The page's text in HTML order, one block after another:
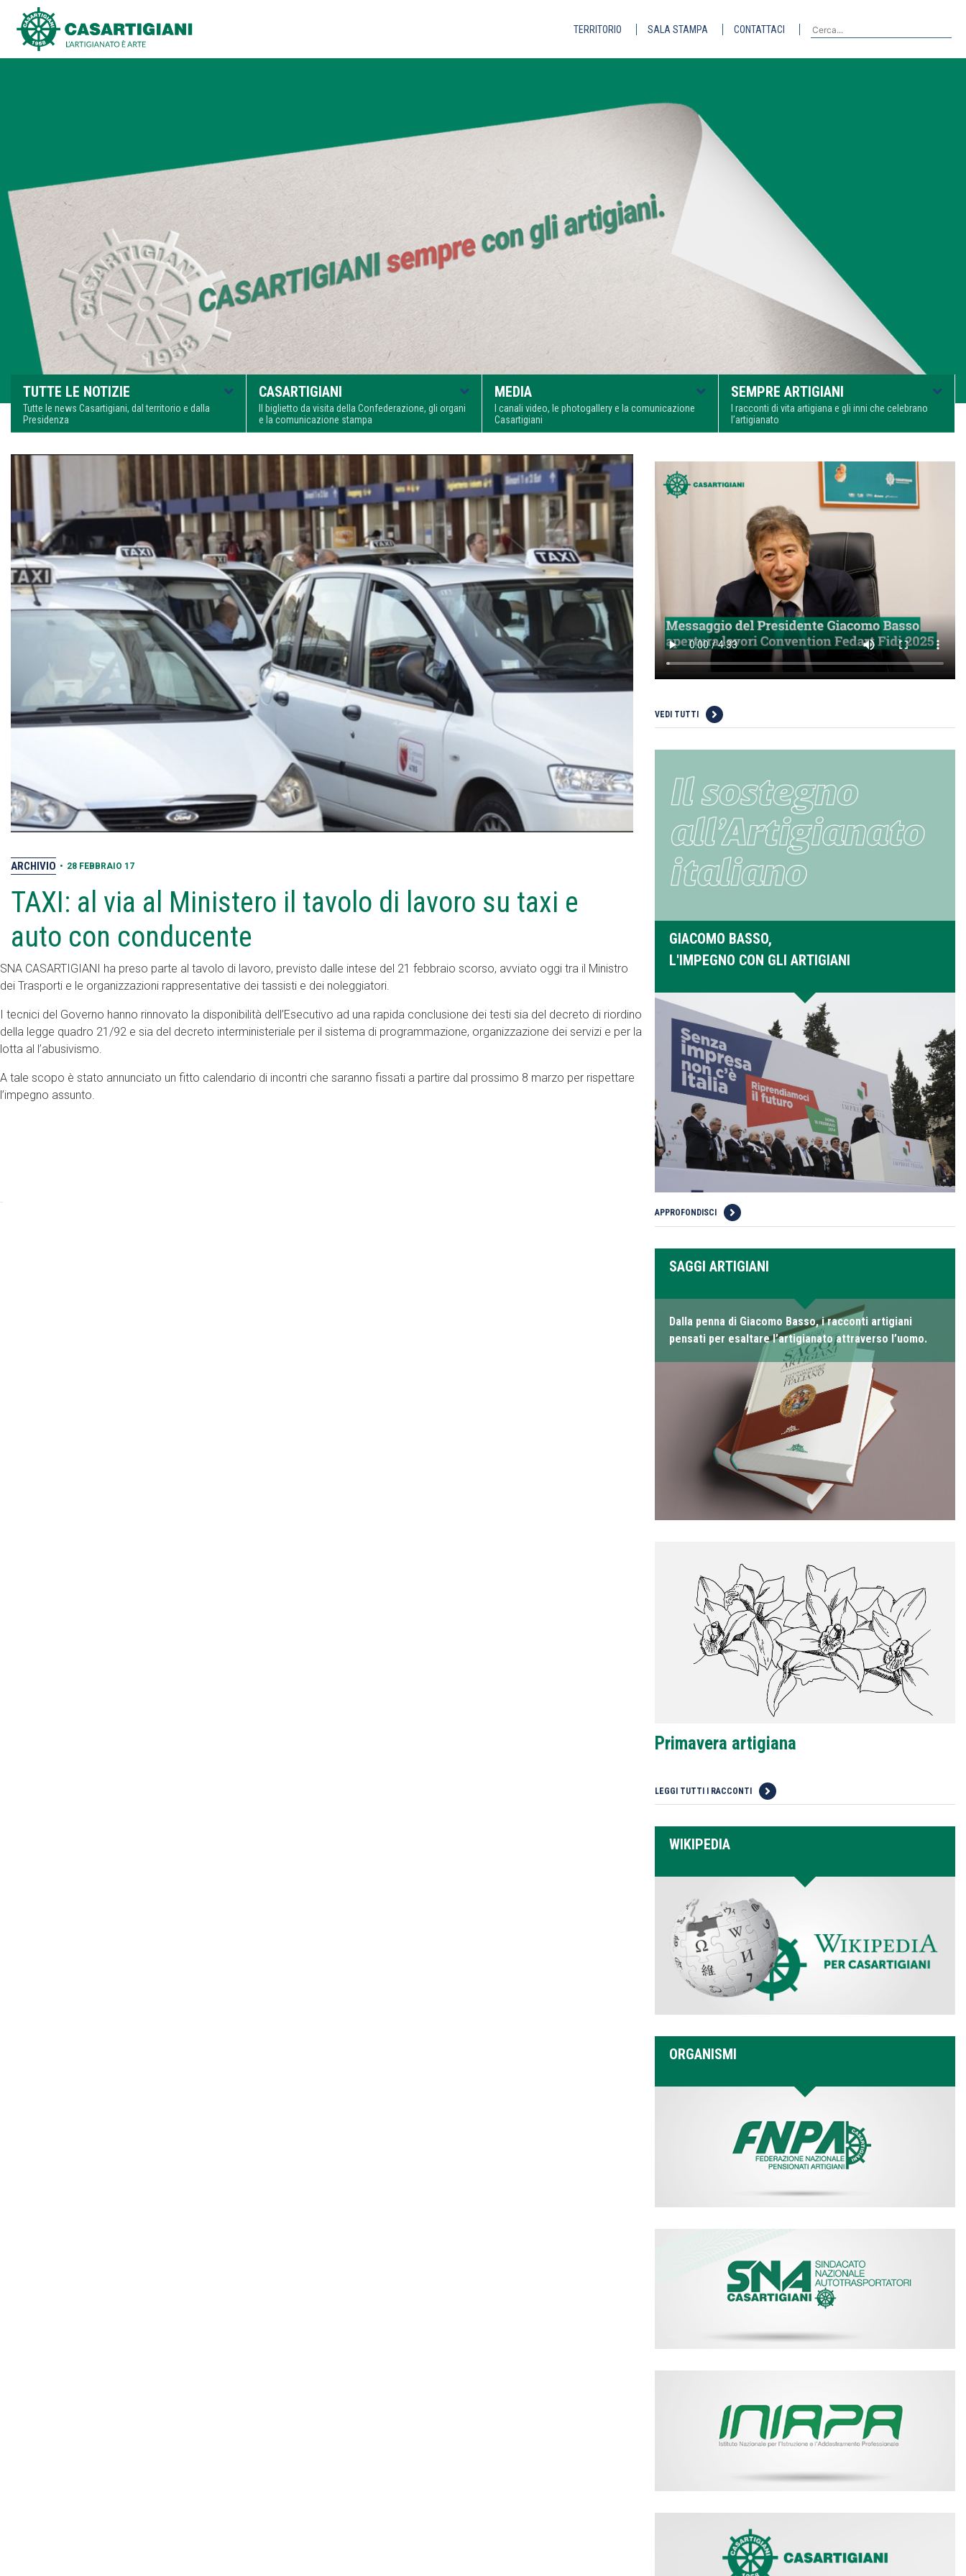
TERRITORIO SALA STAMPA CONTATTACI
TUTTE LE NOTIZIE
Tutte le news Casartigiani, dal territorio e dalla
Presidenza
CASARTIGIANI
Il biglietto da visita della Confederazione, gli organi
e la comunicazione stampa
MEDIA
I canali video, le photogallery e la comunicazione
Casartigiani
SEMPRE ARTIGIANI
I racconti di vita artigiana e gli inni che celebrano
l’artigianato
ARCHIVIO • 28 FEBBRAIO 17
TAXI: al via al Ministero il tavolo di lavoro su taxi e
auto con conducente
SNA CASARTIGIANI ha preso parte al tavolo di lavoro, previsto dalle intese del 21 febbraio scorso, avviato oggi tra il Ministro
dei Trasporti e le organizzazioni rappresentative dei tassisti e dei noleggiatori.
I tecnici del Governo hanno rinnovato la disponibilità dell’Esecutivo ad una rapida conclusione dei testi sia del decreto di riordino
della legge quadro 21/92 e sia del decreto interministeriale per il sistema di programmazione, organizzazione dei servizi e per la
lotta al l’abusivismo.
A tale scopo è stato annunciato un fitto calendario di incontri che saranno fissati a partire dal prossimo 8 marzo per rispettare
l’impegno assunto.
VEDI TUTTI
GIACOMO BASSO,
L'IMPEGNO CON GLI ARTIGIANI
APPROFONDISCI
SAGGI ARTIGIANI
Dalla penna di Giacomo Basso, i racconti artigiani
pensati per esaltare l’artigianato attraverso l’uomo.
Primavera artigiana
LEGGI TUTTI I RACCONTI
WIKIPEDIA
ORGANISMI